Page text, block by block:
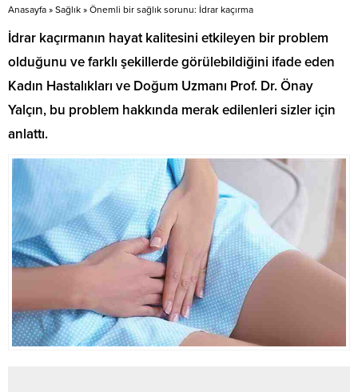
Anasayfa » Sağlık » Önemli bir sağlık sorunu: İdrar kaçırma
İdrar kaçırmanın hayat kalitesini etkileyen bir problem
olduğunu ve farklı şekillerde görülebildiğini ifade eden
Kadın Hastalıkları ve Doğum Uzmanı Prof. Dr. Önay
Yalçın, bu problem hakkında merak edilenleri sizler için
anlattı.